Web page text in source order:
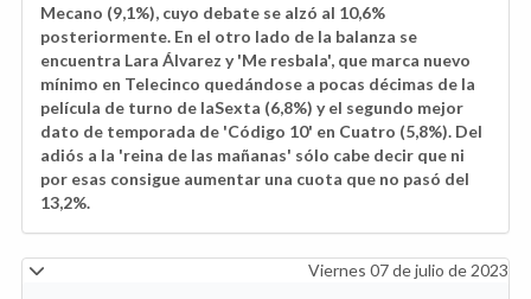
Mecano (9,1%), cuyo debate se alzó al 10,6%
posteriormente. En el otro lado de la balanza se
encuentra Lara Álvarez y 'Me resbala', que marca nuevo
mínimo en Telecinco quedándose a pocas décimas de la
película de turno de laSexta (6,8%) y el segundo mejor
dato de temporada de 'Código 10' en Cuatro (5,8%). Del
adiós a la 'reina de las mañanas' sólo cabe decir que ni
por esas consigue aumentar una cuota que no pasó del
13,2%.
Viernes 07 de julio de 2023